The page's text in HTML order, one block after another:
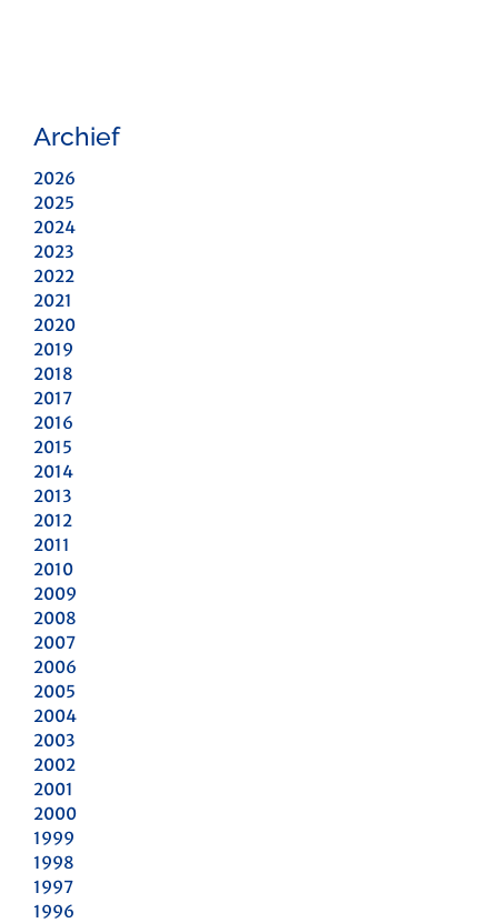
Archief
2026
2025
2024
2023
2022
2021
2020
2019
2018
2017
2016
2015
2014
2013
2012
2011
2010
2009
2008
2007
2006
2005
2004
2003
2002
2001
2000
1999
1998
1997
1996